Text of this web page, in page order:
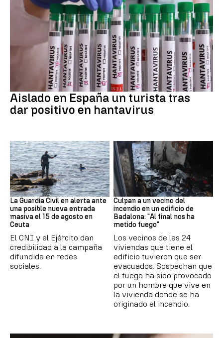
Aislado en España un turista tras
dar positivo en hantavirus
Ceuta
La Guardia Civil en alerta ante
una posible nueva entrada
masiva el 15 de agosto en
Ceuta
El CNI y el Ejército dan
credibilidad a la campaña
difundida en redes
sociales.
Cataluña
Culpan a un vecino del
incendio en un edificio de
Badalona: "Al final nos ha
metido fuego"
Los vecinos de las 24
viviendas que tiene el
edificio tuvieron que ser
evacuados. Sospechan que
el fuego ha sido provocado
por un hombre que vive en
la vivienda donde se ha
originado el incendio.